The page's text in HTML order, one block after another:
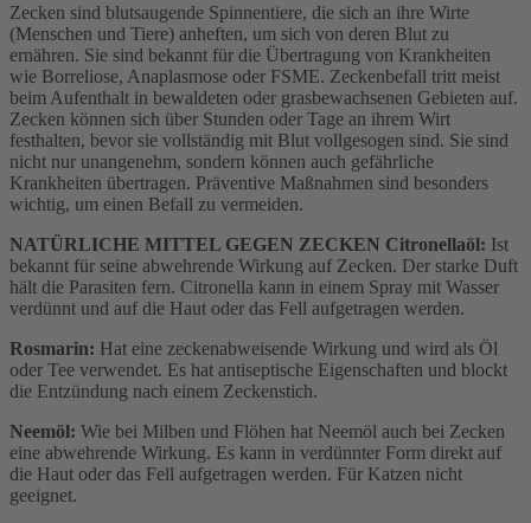
Zecken sind blutsaugende Spinnentiere, die sich an ihre Wirte
(Menschen und Tiere) anheften, um sich von deren Blut zu
ernähren. Sie sind bekannt für die Übertragung von Krankheiten
wie Borreliose, Anaplasmose oder FSME. Zeckenbefall tritt meist
beim Aufenthalt in bewaldeten oder grasbewachsenen Gebieten auf.
Zecken können sich über Stunden oder Tage an ihrem Wirt
festhalten, bevor sie vollständig mit Blut vollgesogen sind. Sie sind
nicht nur unangenehm, sondern können auch gefährliche
Krankheiten übertragen. Präventive Maßnahmen sind besonders
wichtig, um einen Befall zu vermeiden.
NATÜRLICHE MITTEL GEGEN ZECKEN Citronellaöl: Ist
bekannt für seine abwehrende Wirkung auf Zecken. Der starke Duft
hält die Parasiten fern. Citronella kann in einem Spray mit Wasser
verdünnt und auf die Haut oder das Fell aufgetragen werden.
Rosmarin: Hat eine zeckenabweisende Wirkung und wird als Öl
oder Tee verwendet. Es hat antiseptische Eigenschaften und blockt
die Entzündung nach einem Zeckenstich.
Neemöl: Wie bei Milben und Flöhen hat Neemöl auch bei Zecken
eine abwehrende Wirkung. Es kann in verdünnter Form direkt auf
die Haut oder das Fell aufgetragen werden. Für Katzen nicht
geeignet.